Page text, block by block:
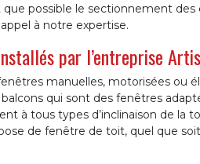
possible le sectionnement
à notre expertise.
par l’entreprise
manuelles, motorisées ou
qui sont des fenêtres
à tous types d’inclinaison de la
de fenêtre de toit, quel que